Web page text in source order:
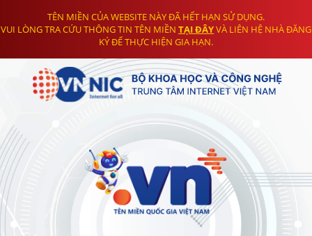
TÊN MIỀN CỦA WEBSITE NÀY ĐÃ HẾT HẠN SỬ DỤNG.
VUI LÒNG TRA CỨU THÔNG TIN TÊN MIỀN TẠI ĐÂYVÀ LIÊN HỆ NHÀ ĐĂNG
KÝ ĐỂ THỰC HIỆN GIA HẠN.